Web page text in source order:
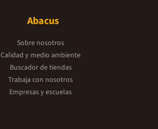
Abacus
Sobre nosotros
Calidad y medio ambiente
Buscador de tiendas
Trabaja con nosotros
Empresas y escuelas